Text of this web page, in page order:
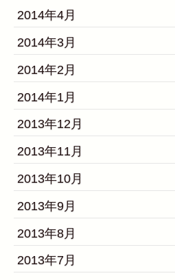
2014年4月
2014年3月
2014年2月
2014年1月
2013年12月
2013年11月
2013年10月
2013年9月
2013年8月
2013年7月